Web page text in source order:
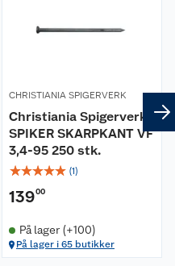
CHRISTIANIA SPIGERVERK
Christiania Spigerverk
SPIKER SKARPKANT VF
3,4-95 250 stk.
☆☆☆☆☆ (1)
13900
På lager (+100)
På lager i 65 butikker